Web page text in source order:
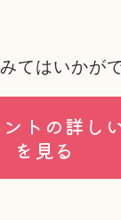
てはいかが
トの詳し
を見る